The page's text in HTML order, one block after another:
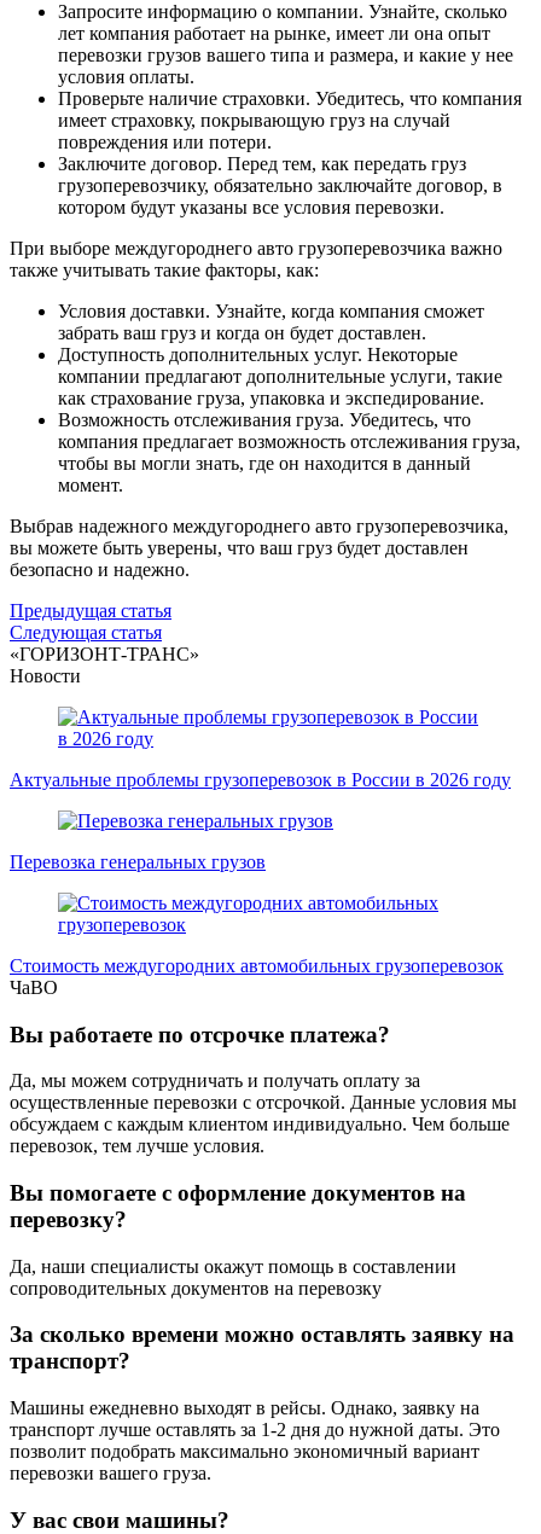
Запросите информацию о компании. Узнайте, сколько
лет компания работает на рынке, имеет ли она опыт
перевозки грузов вашего типа и размера, и какие у нее
условия оплаты.
Проверьте наличие страховки. Убедитесь, что компания
имеет страховку, покрывающую груз на случай
повреждения или потери.
Заключите договор. Перед тем, как передать груз
грузоперевозчику, обязательно заключайте договор, в
котором будут указаны все условия перевозки.
При выборе междугороднего авто грузоперевозчика важно
также учитывать такие факторы, как:
Условия доставки. Узнайте, когда компания сможет
забрать ваш груз и когда он будет доставлен.
Доступность дополнительных услуг. Некоторые
компании предлагают дополнительные услуги, такие
как страхование груза, упаковка и экспедирование.
Возможность отслеживания груза. Убедитесь, что
компания предлагает возможность отслеживания груза,
чтобы вы могли знать, где он находится в данный
момент.
Выбрав надежного междугороднего авто грузоперевозчика,
вы можете быть уверены, что ваш груз будет доставлен
безопасно и надежно.
Навигация
по
записям
Предыдущая статья
Следующая статья
«ГОРИЗОНТ-ТРАНС»
Новости
Актуальные проблемы грузоперевозок в России в 2026 году
Перевозка генеральных грузов
Стоимость междугородних автомобильных грузоперевозок
ЧаВО
Вы работаете по отсрочке платежа?
Да, мы можем сотрудничать и получать оплату за
осуществленные перевозки с отсрочкой. Данные условия мы
обсуждаем с каждым клиентом индивидуально. Чем больше
перевозок, тем лучше условия.
Вы помогаете с оформление документов на
перевозку?
Да, наши специалисты окажут помощь в составлении
сопроводительных документов на перевозку
За сколько времени можно оставлять заявку на
транспорт?
Машины ежедневно выходят в рейсы. Однако, заявку на
транспорт лучше оставлять за 1-2 дня до нужной даты. Это
позволит подобрать максимально экономичный вариант
перевозки вашего груза.
У вас свои машины?